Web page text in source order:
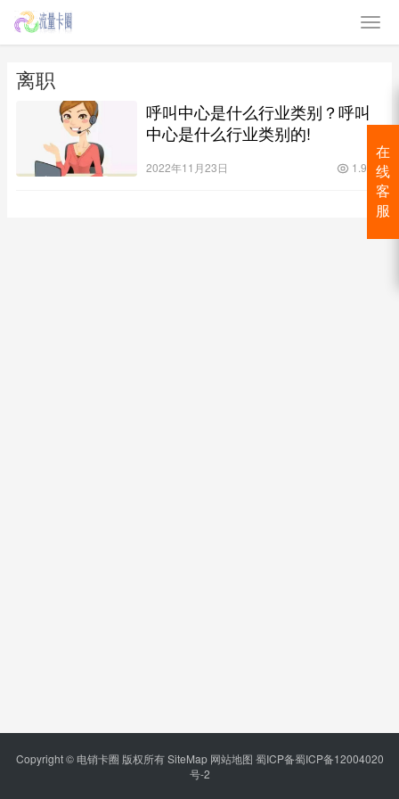
离职
呼叫中心是什么行业类别？呼叫
中心是什么行业类别的!
2022年11月23日 1.9K
在
线
客
服
Copyright © 电销卡圈 版权所有SiteMap 网站地图 蜀ICP备蜀ICP备12004020
号-2